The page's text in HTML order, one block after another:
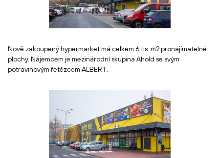
Nově zakoupený hypermarket má celkem 6 tis. m2 pronajímatelné
plochy. Nájemcem je mezinárodní skupina Ahold se svým
potravinovým řetězcem ALBERT.